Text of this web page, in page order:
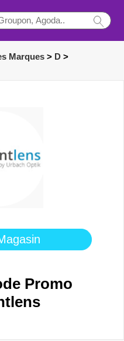
Marques > D >
Promo